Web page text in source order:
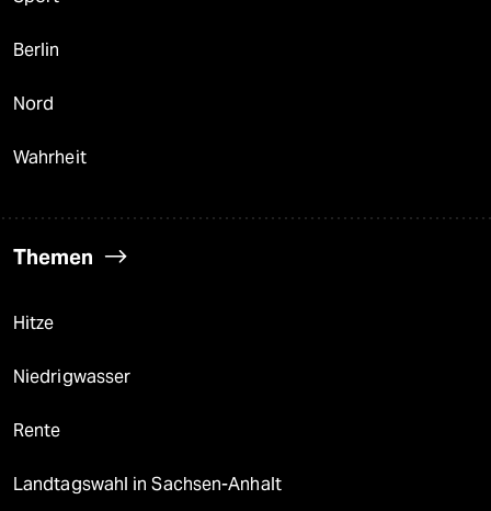
Berlin
Nord
Wahrheit
Themen
Hitze
Niedrigwasser
Rente
Landtagswahl in Sachsen-Anhalt